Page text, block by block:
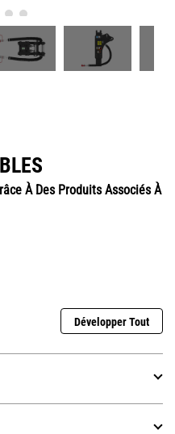
À Des Produits Associés À
Développer Tout